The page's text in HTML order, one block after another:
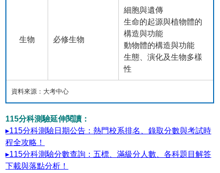
生物 必修生物
細胞與遺傳
生命的起源與植物體的
構造與功能
動物體的構造與功能
生態、演化及生物多樣
性
資料來源：大考中心
115分科測驗延伸閱讀：
▸115分科測驗日期公告：熱門校系排名、錄取分數與考試時
程全攻略！
▸115分科測驗分數查詢：五標、滿級分人數、各科題目解答
下載與落點分析！